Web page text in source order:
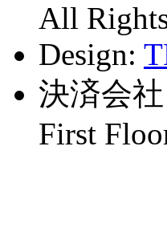
All
Design:
決済会
First